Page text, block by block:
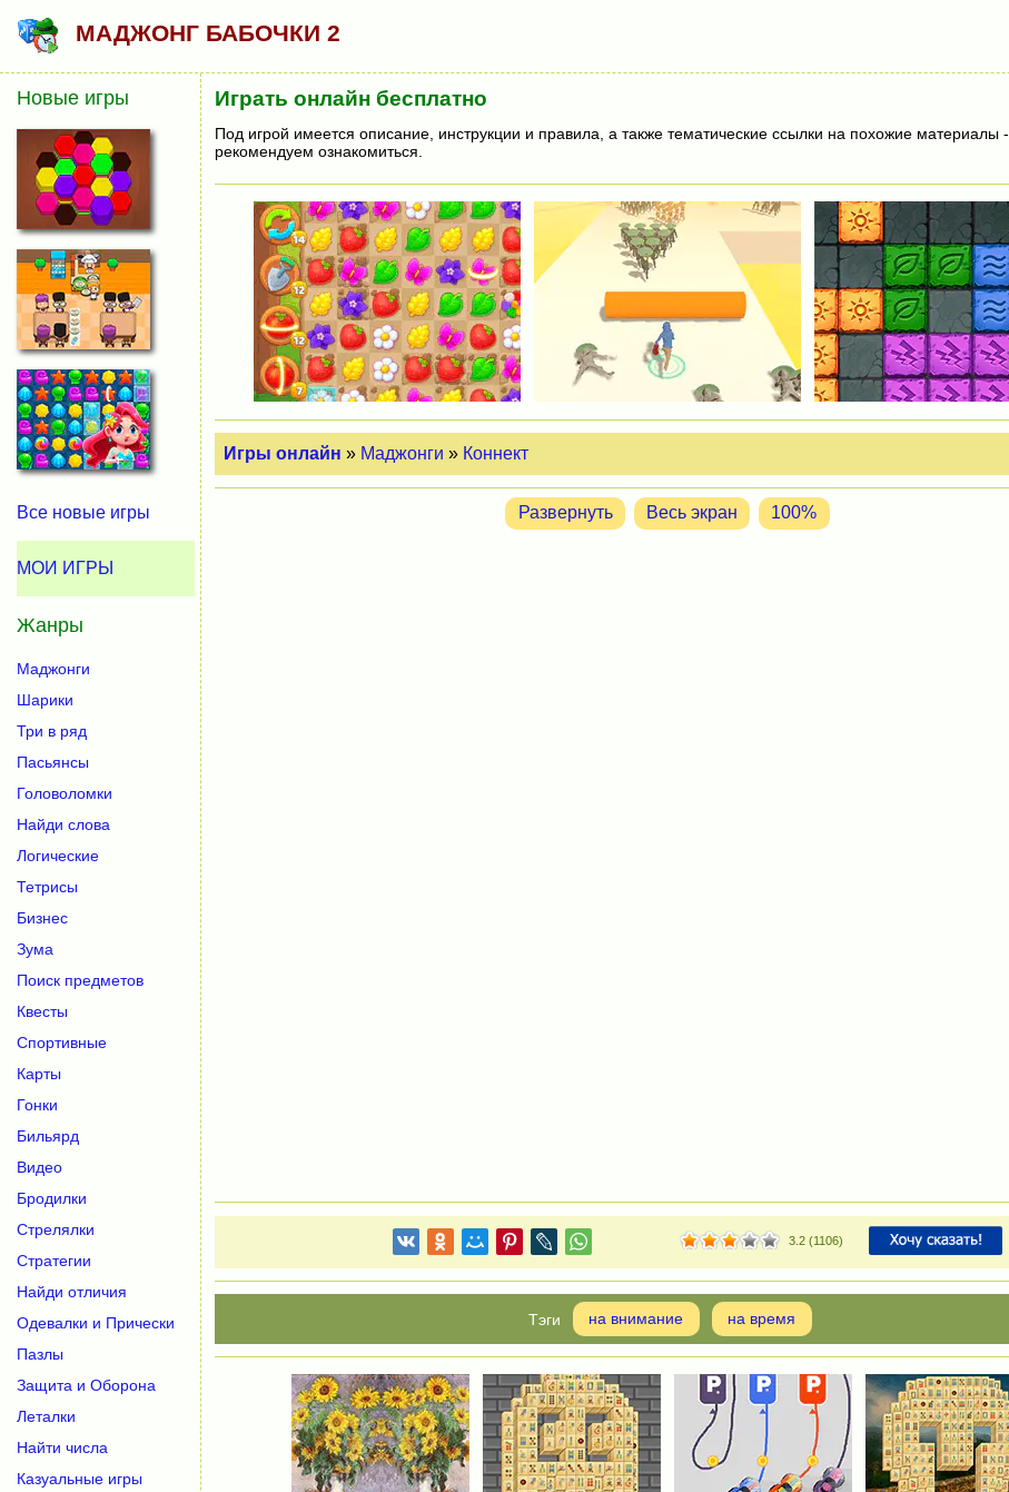
МАДЖОНГ БАБОЧКИ 2
Играть онлайн бесплатно
Под игрой имеется описание, инструкции и правила, а также тематические ссылки на похожие материалы -
рекомендуем ознакомиться.
Игры онлайн » Маджонги » Коннект
Развернуть Весь экран 100%
3.2(1106)
на внимание на время
Новые игры
Все новые игры
МОИ ИГРЫ
Жанры
Маджонги
Шарики
Три в ряд
Пасьянсы
Головоломки
Найди слова
Логические
Тетрисы
Бизнес
Зума
Поиск предметов
Квесты
Спортивные
Карты
Гонки
Бильярд
Видео
Бродилки
Стрелялки
Стратегии
Найди отличия
Одевалки и Прически
Пазлы
Защита и Оборона
Леталки
Найти числа
Казуальные игры